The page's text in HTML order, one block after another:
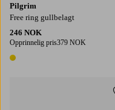
Pilgrim
Free ring gullbelagt
246 NOK
Opprinnelig pris379 NOK
1 farge